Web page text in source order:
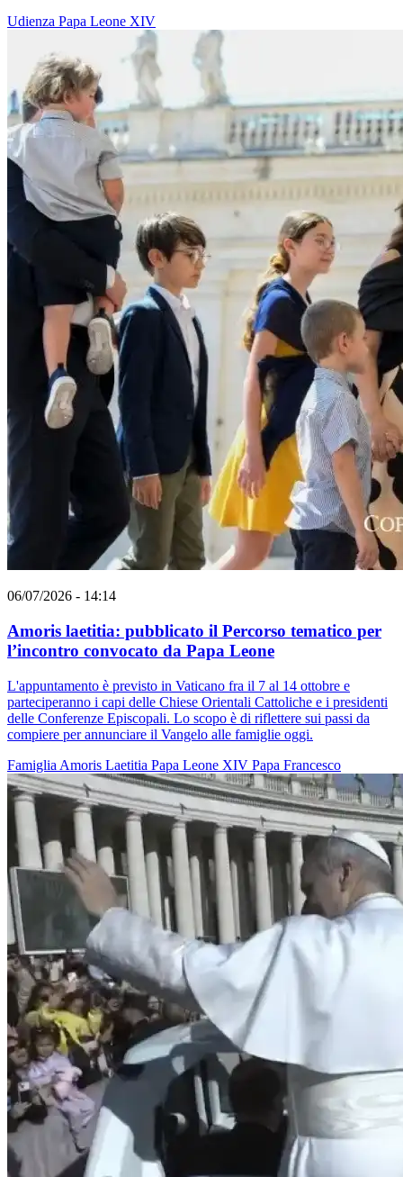
Udienza Papa Leone XIV
06/07/2026 - 14:14
Amoris laetitia: pubblicato il Percorso tematico per
l’incontro convocato da Papa Leone
L'appuntamento è previsto in Vaticano fra il 7 al 14 ottobre e
parteciperanno i capi delle Chiese Orientali Cattoliche e i presidenti
delle Conferenze Episcopali. Lo scopo è di riflettere sui passi da
compiere per annunciare il Vangelo alle famiglie oggi.
Famiglia Amoris Laetitia Papa Leone XIV Papa Francesco